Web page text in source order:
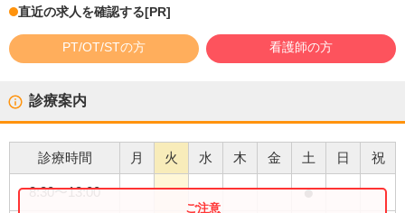
直近の求人を確認する[PR]
PT/OT/STの方 看護師の方
診療案内
診療時間 月 火 水 木 金 土 日 祝
8:30〜13:00 ●